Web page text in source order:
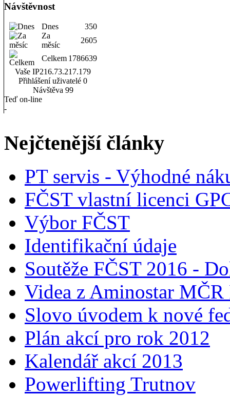
Návštěvnost
Dnes
350
Za
měsíc
2605
Celkem 1786639
Vaše IP216.73.217.179
Přihlášení uživatelé 0
Návštěva 99
Teď on-line
-
Nejčtenější články
PT servis - Výhodné
FČST vlastní licenci
Výbor FČST
Identifikační údaje
Soutěže FČST 2016 -
Videa z Aminostar MČR
Slovo úvodem k nové
Plán akcí pro rok 2012
Kalendář akcí 2013
Powerlifting Trutnov